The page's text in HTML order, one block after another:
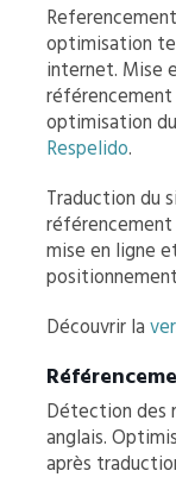
optimisation
internet. Mise
optimisation
Respelido.
Traduction du
référencement
mise en ligne
Découvrir la
Détection des
anglais.
après